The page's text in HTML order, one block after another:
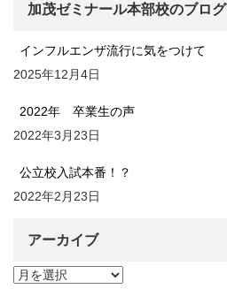
加茂ゼミナール本部校のブログ
インフルエンザ流行に気をつけて
2025年12月4日
2022年 卒業生の声
2022年3月23日
公立校入試本番！？
2022年2月23日
アーカイブ
ア